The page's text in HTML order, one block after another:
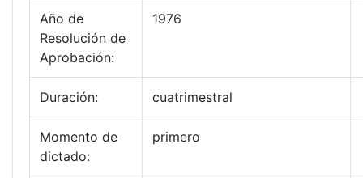
Año de
Resolución de
Aprobación:
1976
Duración: cuatrimestral
Momento de
dictado:
primero